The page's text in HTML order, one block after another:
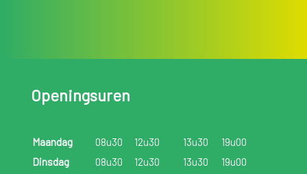
Openingsuren
Maandag 08u30 12u30 13u30
19u00
Dinsdag
08u30 12u30 13u30
19u00